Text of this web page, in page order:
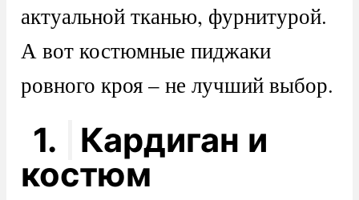
актуальной тканью, фурнитурой.
А вот костюмные пиджаки
ровного кроя – не лучший выбор.
1.
Кардиган и
костюм